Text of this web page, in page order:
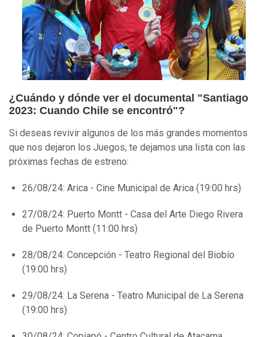
¿Cuándo y dónde ver el documental "Santiago
2023: Cuando Chile se encontró"?
Si deseas revivir algunos de los más grandes momentos
que nos dejaron los Juegos, te dejamos una lista con las
próximas fechas de estreno:
26/08/24: Arica - Cine Municipal de Arica (19:00 hrs)
27/08/24: Puerto Montt - Casa del Arte Diego Rivera
de Puerto Montt (11:00 hrs)
28/08/24: Concepción - Teatro Regional del Biobío
(19:00 hrs)
29/08/24: La Serena - Teatro Municipal de La Serena
(19:00 hrs)